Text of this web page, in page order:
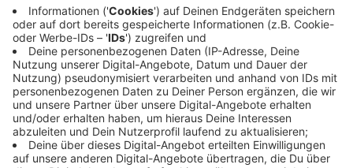
Anzeige
Und überraschend: Bei rund einem Drittel der
Verunglückten auf Landstraßen passierte der Unfall
ohne Einwirkung eines Dritten. Sprich: Hier stürzten die
Radler unglücklich über Kanten, hatten auf Schotter
einen schlechten Untergrund oder rutschen auf Laub
weg. Dabei machte es bei der Unfallursache keinen